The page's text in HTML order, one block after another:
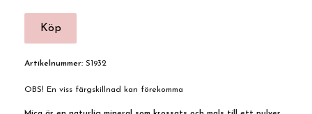
Artikelnummer: S1932
OBS! En viss färgskillnad kan förekomma